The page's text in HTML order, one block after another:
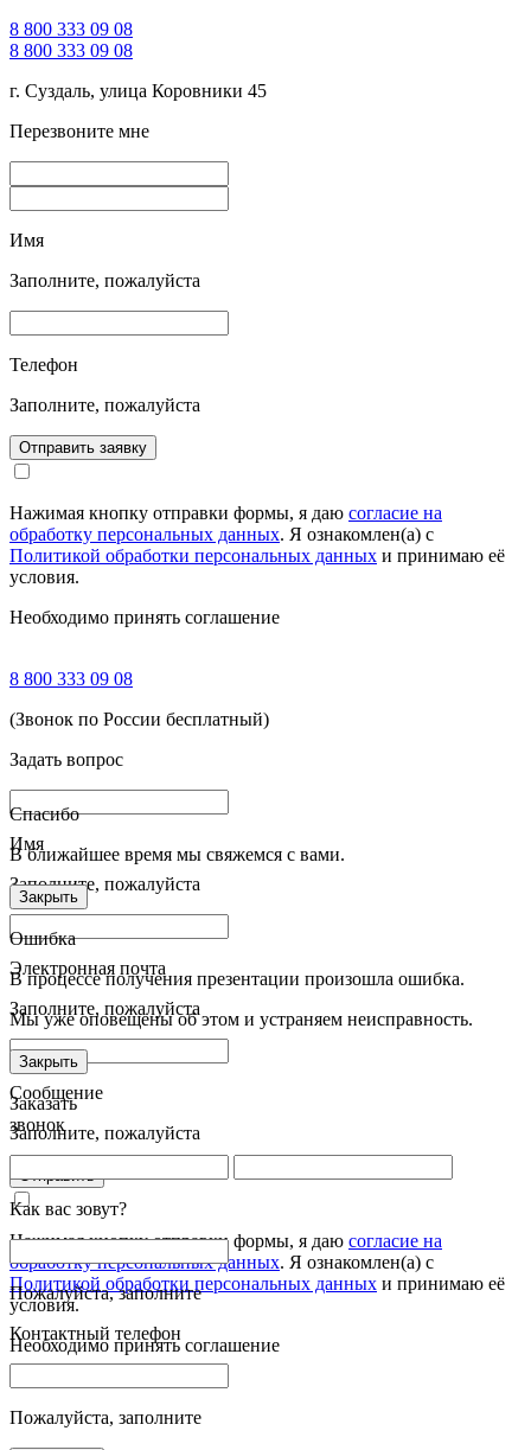
8 800 333 09 08
8 800 333 09 08
г. Суздаль, улица Коровники 45
Перезвоните мне
Имя
Заполните, пожалуйста
Телефон
Заполните, пожалуйста
Отправить заявку
Нажимая кнопку отправки формы, я даю согласие на
обработку персональных данных. Я ознакомлен(а) с
Политикой обработки персональных данных и принимаю её
условия.
Необходимо принять соглашение
8 800 333 09 08
(Звонок по России бесплатный)
Задать вопрос
Имя
Заполните, пожалуйста
Электронная почта
Заполните, пожалуйста
Сообщение
Заполните, пожалуйста
Отправить
Нажимая кнопку отправки формы, я даю согласие на
обработку персональных данных. Я ознакомлен(а) с
Политикой обработки персональных данных и принимаю её
условия.
Необходимо принять соглашение
Спасибо
В ближайшее время мы свяжемся с вами.
Закрыть
Ошибка
В процессе получения презентации произошла ошибка.
Мы уже оповещены об этом и устраняем неисправность.
Закрыть
Заказать
звонок
Как вас зовут?
Пожалуйста, заполните
Контактный телефон
Пожалуйста, заполните